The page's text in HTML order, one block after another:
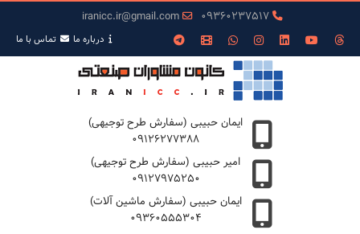
09360237517
iranicc.ir@gmail.com
درباره ما تمـاس با ما
ایمان حبیبی (سفارش طرح توجیهی)
09126277388
امیر حبیبی (سفارش طرح توجیهی)
09127975250
ایمان حبیبی (سفارش ماشین آلات)
09360555304